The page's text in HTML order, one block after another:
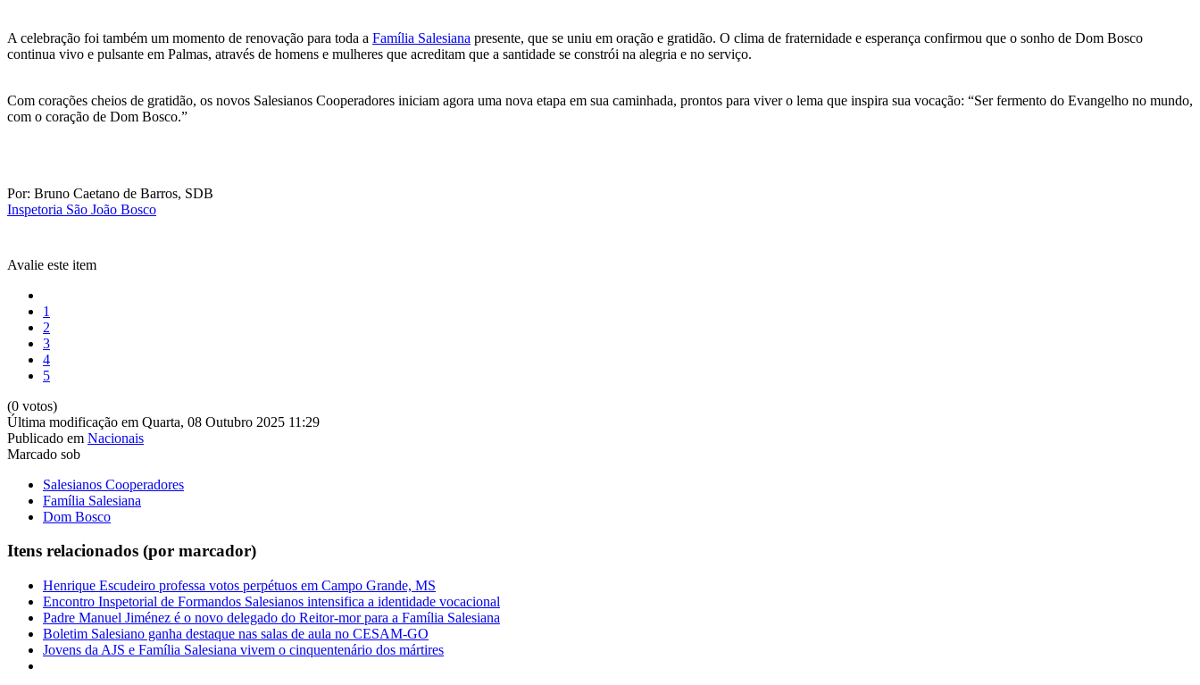
A celebração foi também um momento de renovação para toda a Família Salesiana presente, que se uniu em oração e gratidão. O clima de fraternidade e esperança confirmou que o sonho de Dom Bosco
continua vivo e pulsante em Palmas, através de homens e mulheres que acreditam que a santidade se constrói na alegria e no serviço.
Com corações cheios de gratidão, os novos Salesianos Cooperadores iniciam agora uma nova etapa em sua caminhada, prontos para viver o lema que inspira sua vocação: “Ser fermento do Evangelho no mundo,
com o coração de Dom Bosco.”
Por: Bruno Caetano de Barros, SDB
Inspetoria São João Bosco
Avalie este item
1
2
3
4
5
(0 votos)
Última modificação em Quarta, 08 Outubro 2025 11:29
Publicado em Nacionais
Marcado sob
Salesianos Cooperadores
Família Salesiana
Dom Bosco
Itens relacionados (por marcador)
Henrique Escudeiro professa votos perpétuos em Campo Grande, MS
Encontro Inspetorial de Formandos Salesianos intensifica a identidade vocacional
Padre Manuel Jiménez é o novo delegado do Reitor-mor para a Família Salesiana
Boletim Salesiano ganha destaque nas salas de aula no CESAM-GO
Jovens da AJS e Família Salesiana vivem o cinquentenário dos mártires